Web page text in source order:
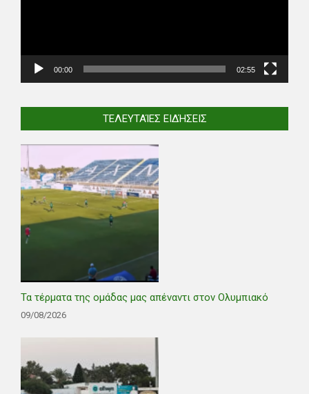
00:00 02:55
ΤΕΛΕΥΤΑΊΕΣ ΕΙΔΉΣΕΙΣ
Τα τέρματα της ομάδας μας απέναντι στον Ολυμπιακό
09/08/2026